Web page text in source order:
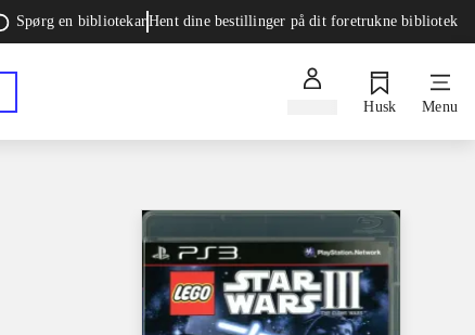
Spørg en bibliotekarHent dine bestillinger på dit foretrukne bibliotek
Husk Menu